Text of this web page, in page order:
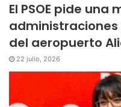
El PSOE pide
administraciones
del aeropuerto
22 julio, 2026